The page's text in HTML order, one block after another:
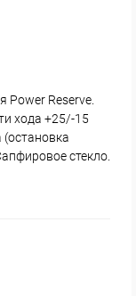
Power Reserve.
хода +25/-15
(остановка
стекло.